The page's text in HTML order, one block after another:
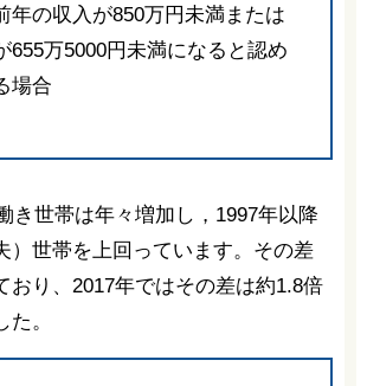
年の収入が850万円未満または
655万5000円未満になると認め
場合
き世帯は年々増加し，1997年以降
）世帯を上回っています。その差
おり、2017年ではその差は約1.8倍
。